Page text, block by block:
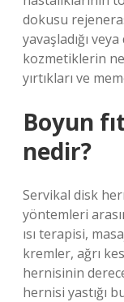
dokusu
yavaşladığı
kozmetiklerin
yırtıkları ve
Boyun
nedir?
Servikal disk
yöntemleri
ısı terapisi,
kremler, ağrı
hernisinin
hernisi yastığı